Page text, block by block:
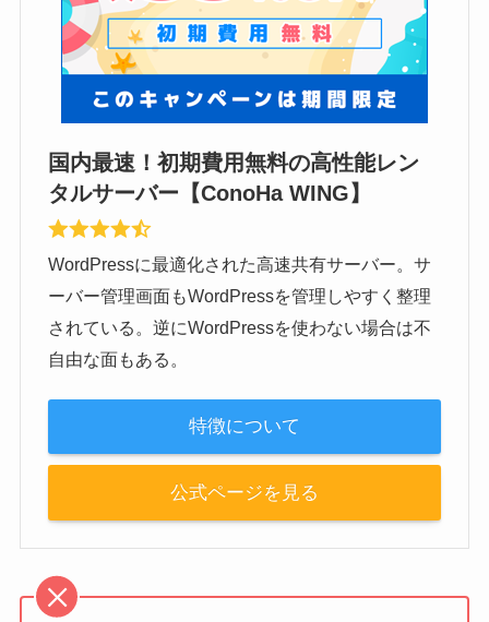
国内最速！初期費用無料の高性能レン
タルサーバー【ConoHa WING】
WordPressに最適化された高速共有サーバー。サ
ーバー管理画面もWordPressを管理しやすく整理
されている。逆にWordPressを使わない場合は不
自由な面もある。
特徴について
公式ページを見る